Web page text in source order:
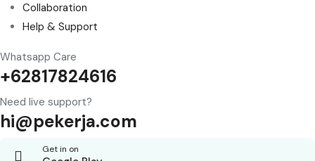
Collaboration
Help & Support
Whatsapp Care
+62817824616
Need live support?
hi@pekerja.com
Get in on